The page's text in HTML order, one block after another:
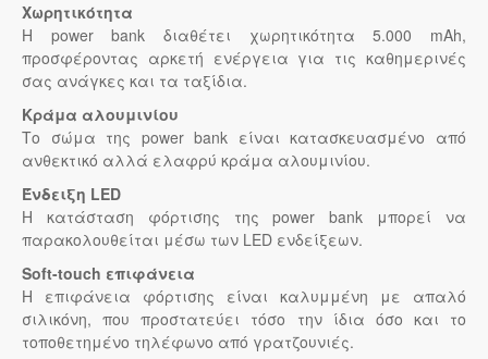
Χωρητικότητα
Η power bank διαθέτει χωρητικότητα 5.000 mAh,
προσφέροντας αρκετή ενέργεια για τις καθημερινές
σας ανάγκες και τα ταξίδια.
Κράμα αλουμινίου
Το σώμα της power bank είναι κατασκευασμένο από
ανθεκτικό αλλά ελαφρύ κράμα αλουμινίου.
Ένδειξη LED
Η κατάσταση φόρτισης της power bank μπορεί να
παρακολουθείται μέσω των LED ενδείξεων.
Soft-touch επιφάνεια
Η επιφάνεια φόρτισης είναι καλυμμένη με απαλό
σιλικόνη, που προστατεύει τόσο την ίδια όσο και το
τοποθετημένο τηλέφωνο από γρατζουνιές.